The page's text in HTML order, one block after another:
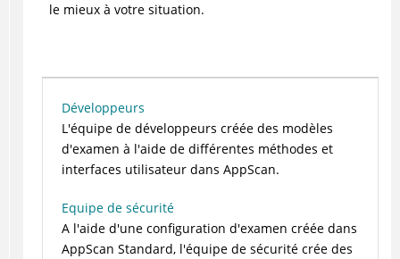
le mieux à votre situation.
Développeurs
L'équipe de développeurs créée des modèles
d'examen à l'aide de différentes méthodes et
interfaces utilisateur dans AppScan.
Equipe de sécurité
A l'aide d'une configuration d'examen créée dans
AppScan Standard, l'équipe de sécurité crée des